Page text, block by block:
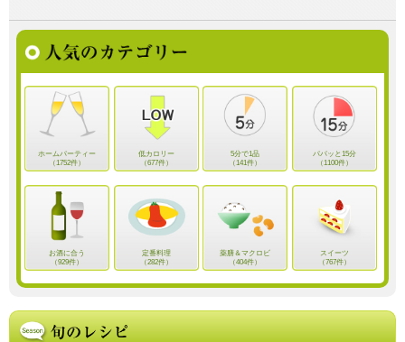
ホームパーティー
（1752件）
低カロリー
（677件）
5分で1品
（141件）
パパッと15分
（1100件）
お酒に合う
（929件）
定番料理
（282件）
薬膳＆マクロビ
（404件）
スイーツ
（767件）